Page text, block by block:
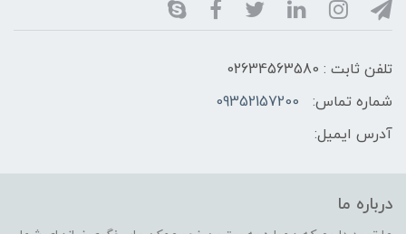
تلفن ثابت : 02634563580
شماره تماس:
09352157200
آدرس ایمیل:
درباره ما